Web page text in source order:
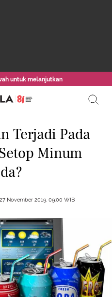
untuk melanjutkan
Terjadi Pada
Minum
November 2019, 09:00 WIB